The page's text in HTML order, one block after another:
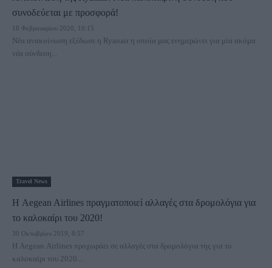
συνοδεύεται με προσφορά!
18 Φεβρουαρίου 2020, 10:15
Νέα ανακοίνωση εξέδωσε η Ryanair η οποία μας ενημερώνει για μία ακόμα
νέα σύνδεση...
Travel News
Η Aegean Airlines πραγματοποιεί αλλαγές στα δρομολόγια για
το καλοκαίρι του 2020!
30 Οκτωβρίου 2019, 8:57
Η Aegean Airlines προχωράει σε αλλαγές στα δρομολόγια της για το
καλοκαίρι του 2020....